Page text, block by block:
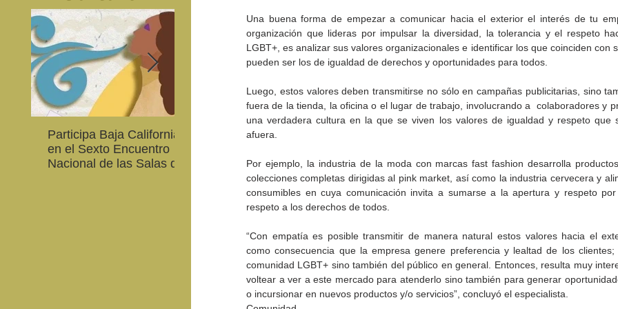
Una buena forma de empezar a comunicar hacia el exterior el interés de tu
organización que lideras por impulsar la diversidad, la tolerancia y el respeto
LGBT+, es analizar sus valores organizacionales e identificar los que coinciden con
pueden ser los de igualdad de derechos y oportunidades para todos.
Luego, estos valores deben transmitirse no sólo en campañas publicitarias, sino
fuera de la tienda, la oficina o el lugar de trabajo, involucrando a  colaboradores y
una verdadera cultura en la que se viven los valores de igualdad y respeto que
afuera.
Por ejemplo, la industria de la moda con marcas fast fashion desarrolla
colecciones completas dirigidas al pink market, así como la industria cervecera y
consumibles en cuya comunicación invita a sumarse a la apertura y respeto
respeto a los derechos de todos.
“Con empatía es posible transmitir de manera natural estos valores hacia el
como consecuencia que la empresa genere preferencia y lealtad de los
comunidad LGBT+ sino también del público en general. Entonces, resulta muy
voltear a ver a este mercado para atenderlo sino también para generar
o incursionar en nuevos productos y/o servicios”, concluyó el especialista.
Participa Baja California
en el Sexto Encuentro
Nacional de las Salas de
Cultura BC invita a
Estatal de Música 2026
guardianes del patrimonio
cultural
justicia y literatura